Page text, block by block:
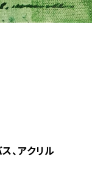
、アクリル